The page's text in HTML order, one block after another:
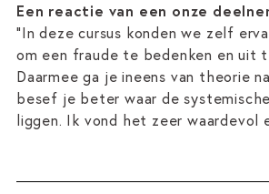
Een reactie van een onze
"In deze cursus konden we zelf
om een fraude te bedenken en uit
Daarmee ga je ineens van theorie
besef je beter waar de
liggen. Ik vond het zeer waardevol